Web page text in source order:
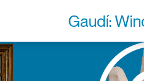
Gaudí:
LAS OBRAS DE